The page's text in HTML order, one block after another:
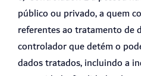
público ou privado, a quem
referentes ao tratamento de
controlador que detém o
dados tratados, incluindo a